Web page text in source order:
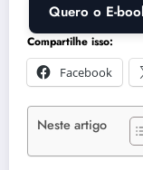
Quero o E-
Compartilhe isso:
Facebook
Neste artigo